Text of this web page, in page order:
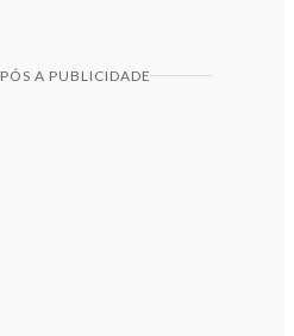
A PUBLICIDADE